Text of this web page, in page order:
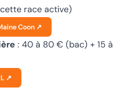
race active)
Coon ↗
: 40 à 80 € (bac) + 15 à
↗